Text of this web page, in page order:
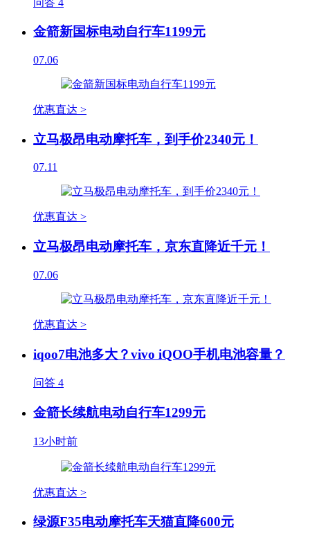
金箭新国标电动自行车1199元
07.06
优惠直达 >
立马极昂电动摩托车，到手价2340元！
07.11
优惠直达 >
立马极昂电动摩托车，京东直降近千元！
07.06
优惠直达 >
iqoo7电池多大？vivo iQOO手机电池容量？
问答 4
金箭长续航电动自行车1299元
13小时前
优惠直达 >
绿源F35电动摩托车天猫直降600元